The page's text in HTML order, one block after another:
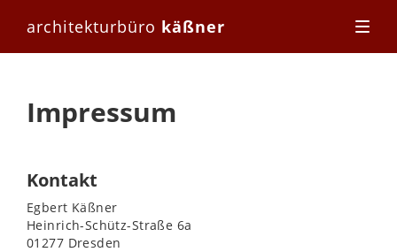
architekturbüro käßner
Impressum
Kontakt
Egbert Käßner
Heinrich-Schütz-Straße 6a
01277 Dresden